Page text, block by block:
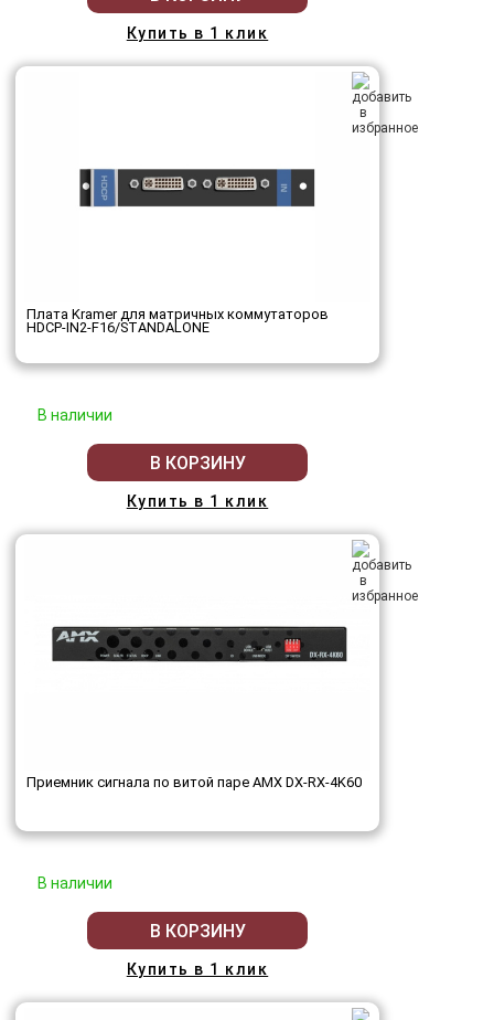
Купить в 1 клик
Плата Kramer для матричных коммутаторов
HDCP-IN2-F16/STANDALONE
В наличии
В КОРЗИНУ
Купить в 1 клик
Приемник сигнала по витой паре AMX DX-RX-4K60
В наличии
В КОРЗИНУ
Купить в 1 клик